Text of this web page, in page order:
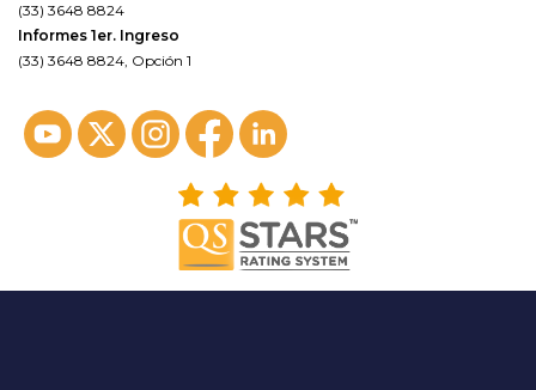
(33) 3648 8824
Informes 1er. Ingreso
(33) 3648 8824, Opción 1